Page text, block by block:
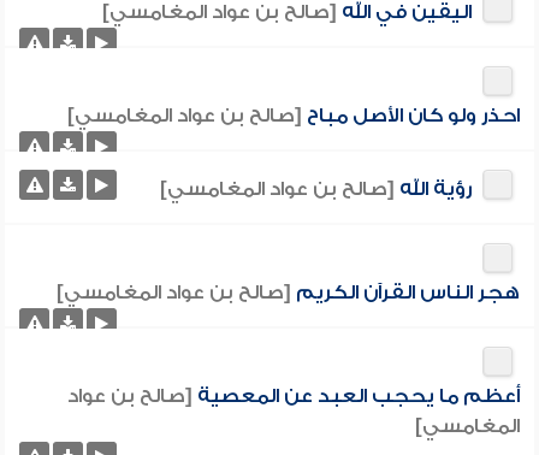
اليقين في الله [صالح بن عواد المغامسي]
احذر ولو كان الأصل مباح [صالح بن عواد المغامسي]
رؤية الله [صالح بن عواد المغامسي]
هجر الناس القرآن الكريم [صالح بن عواد المغامسي]
أعظم ما يحجب العبد عن المعصية [صالح بن عواد
المغامسي]